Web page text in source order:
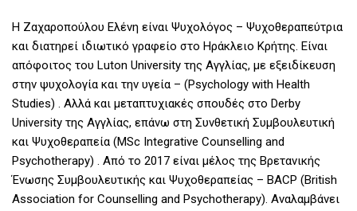
Η Ζαχαροπούλου Ελένη είναι Ψυχολόγος – Ψυχοθεραπεύτρια
και διατηρεί ιδιωτικό γραφείο στο Ηράκλειο Κρήτης. Είναι
απόφοιτος του Luton University της Αγγλίας, με εξειδίκευση
στην ψυχολογία και την υγεία – (Psychology with Health
Studies) . Αλλά και μεταπτυχιακές σπουδές στο Derby
University της Αγγλίας, επάνω στη Συνθετική Συμβουλευτική
και Ψυχοθεραπεία (MSc Integrative Counselling and
Psychotherapy) . Από το 2017 είναι μέλος της Βρετανικής
Ένωσης Συμβουλευτικής και Ψυχοθεραπείας – BACP (British
Association for Counselling and Psychotherapy). Αναλαμβάνει